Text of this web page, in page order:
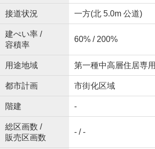
接道状況 一方(北 5.0m 公道)
建ぺい率 /
容積率
60% / 200%
用途地域 第一種中高層住居専用
都市計画 市街化区域
階建 -
総区画数 /
販売区画数
- / -